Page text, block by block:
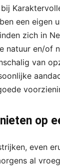
een eigen
zich in
natuur en/of
van
op
even
al